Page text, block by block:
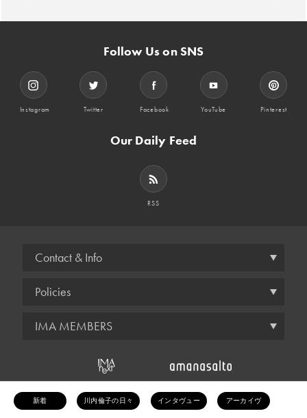
Follow Us on SNS
Instagram Twitter Facebook YouTube Pinterest
Our Daily Feed
RSS
Contact & Info
Policies
IMA MEMBERS
© amana inc.
新着 川内倫子の日々 インタヴュー アーカイヴ